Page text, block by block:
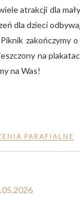
atrakcji dla
dla dzieci
zakończymy
na
na Was!
PARAFIALNE